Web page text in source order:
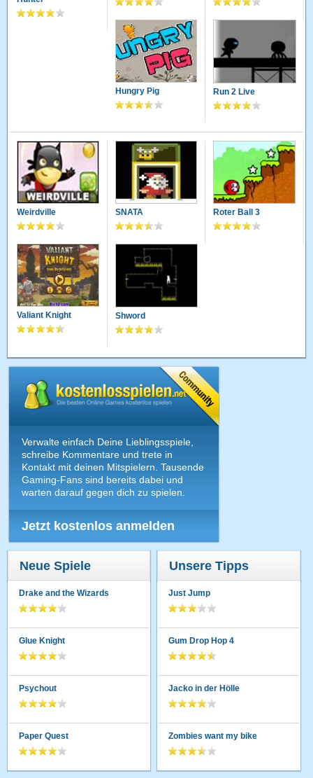
Hungry Pig Run 2 Live
Weirdville SNATA Roter Ball 3
Valiant Knight Shword
Verwalte einfach Deine Lieblingsspiele,
schreibe Kommentare und trete in
Kontakt mit deinen Mitspielern. Tausende
Gaming-Fans sind bereits dabei und
warten darauf gegen dich zu spielen.
Jetzt kostenlos anmelden
Neue Spiele
Drake and the Wizards
Glue Knight
Psychout
Paper Quest
Unsere Tipps
Just Jump
Gum Drop Hop 4
Jacko in der Hölle
Zombies want my bike